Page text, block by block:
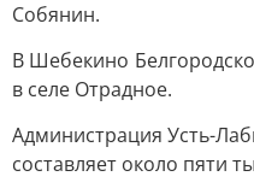
Собянин.
В Шебекино
в селе Отрадное.
Администрация Усть-
составляет около пяти